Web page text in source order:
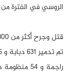
الروسي في الفترة من 24 شباط \ فبراير إلى 2 نيسان \ أبريل 2022:
قتل وجرح أكثر من 17800 من العاملين في الجيش الروسي.